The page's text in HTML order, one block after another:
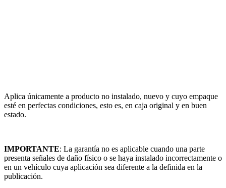
Aplica únicamente a producto no instalado, nuevo y cuyo empaque
esté en perfectas condiciones, esto es, en caja original y en buen
estado.
IMPORTANTE: La garantía no es aplicable cuando una parte
presenta señales de daño físico o se haya instalado incorrectamente o
en un vehículo cuya aplicación sea diferente a la definida en la
publicación.